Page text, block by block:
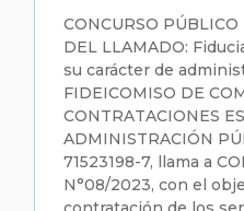
CONCURSO
DEL LLAMADO:
su carácter de
FIDEICOMISO DE
CONTRATACIONES
ADMINISTRACIÓN
71523198-7, llama a
N°08/2023, con el